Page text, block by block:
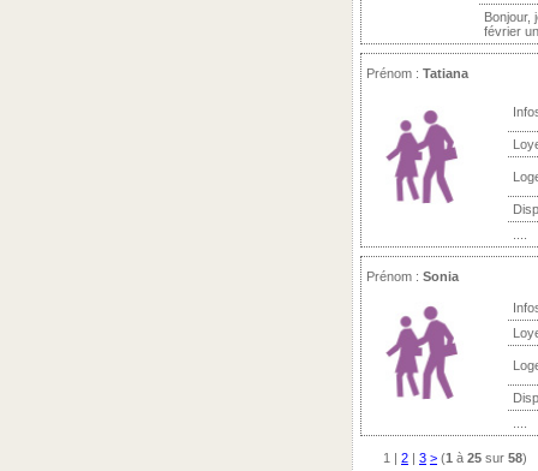
Bonjour,
février
Prénom : Tatiana
Prénom : Sonia
1 | 2 | 3 > (1 à 25 sur 58)